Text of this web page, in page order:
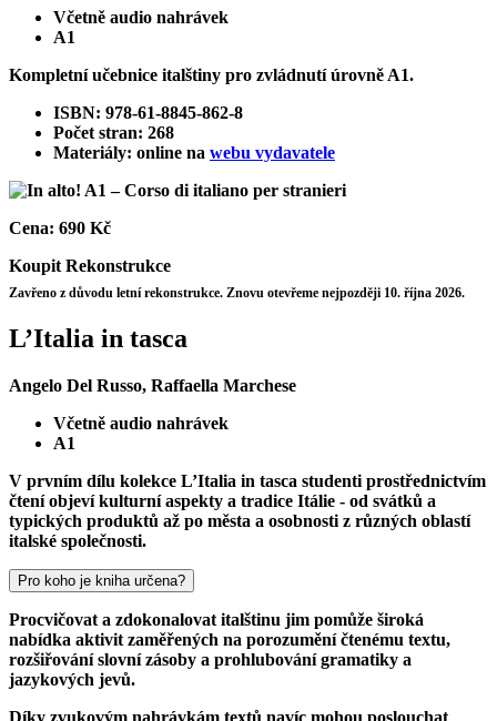
Včetně audio nahrávek
A1
Kompletní učebnice italštiny pro zvládnutí úrovně A1.
ISBN: 978-61-8845-862-8
Počet stran: 268
Materiály: online na webu vydavatele
Cena: 690 Kč
Koupit Rekonstrukce
Zavřeno z důvodu letní rekonstrukce. Znovu otevřeme nejpozději 10. října 2026.
L’Italia in tasca
Angelo Del Russo, Raffaella Marchese
Včetně audio nahrávek
A1
V prvním dílu kolekce L’Italia in tasca studenti prostřednictvím
čtení objeví kulturní aspekty a tradice Itálie - od svátků a
typických produktů až po města a osobnosti z různých oblastí
italské společnosti.
Pro koho je kniha určena?
Procvičovat a zdokonalovat italštinu jim pomůže široká
nabídka aktivit zaměřených na porozumění čtenému textu,
rozšiřování slovní zásoby a prohlubování gramatiky a
jazykových jevů.
Díky zvukovým nahrávkám textů navíc mohou poslouchat